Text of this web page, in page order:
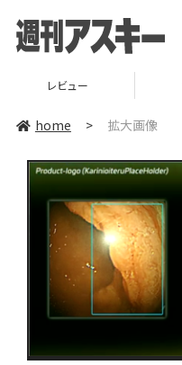
レビュー
home > 拡大画像